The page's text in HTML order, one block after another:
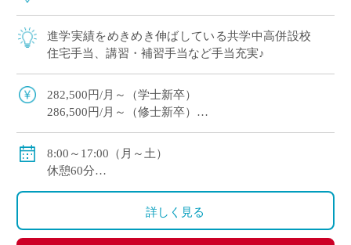
進学実績をめきめき伸ばしている共学中高併設校
住宅手当、講習・補習手当など手当充実♪
282,500円/月～（学士新卒）
286,500円/月～（修士新卒）
賞与年2回（実績/年間5.2ヶ月+100,000円※新規採用者/
年間3.53ヶ月）
8:00～17:00（月～土）
休憩60分
詳しく見る